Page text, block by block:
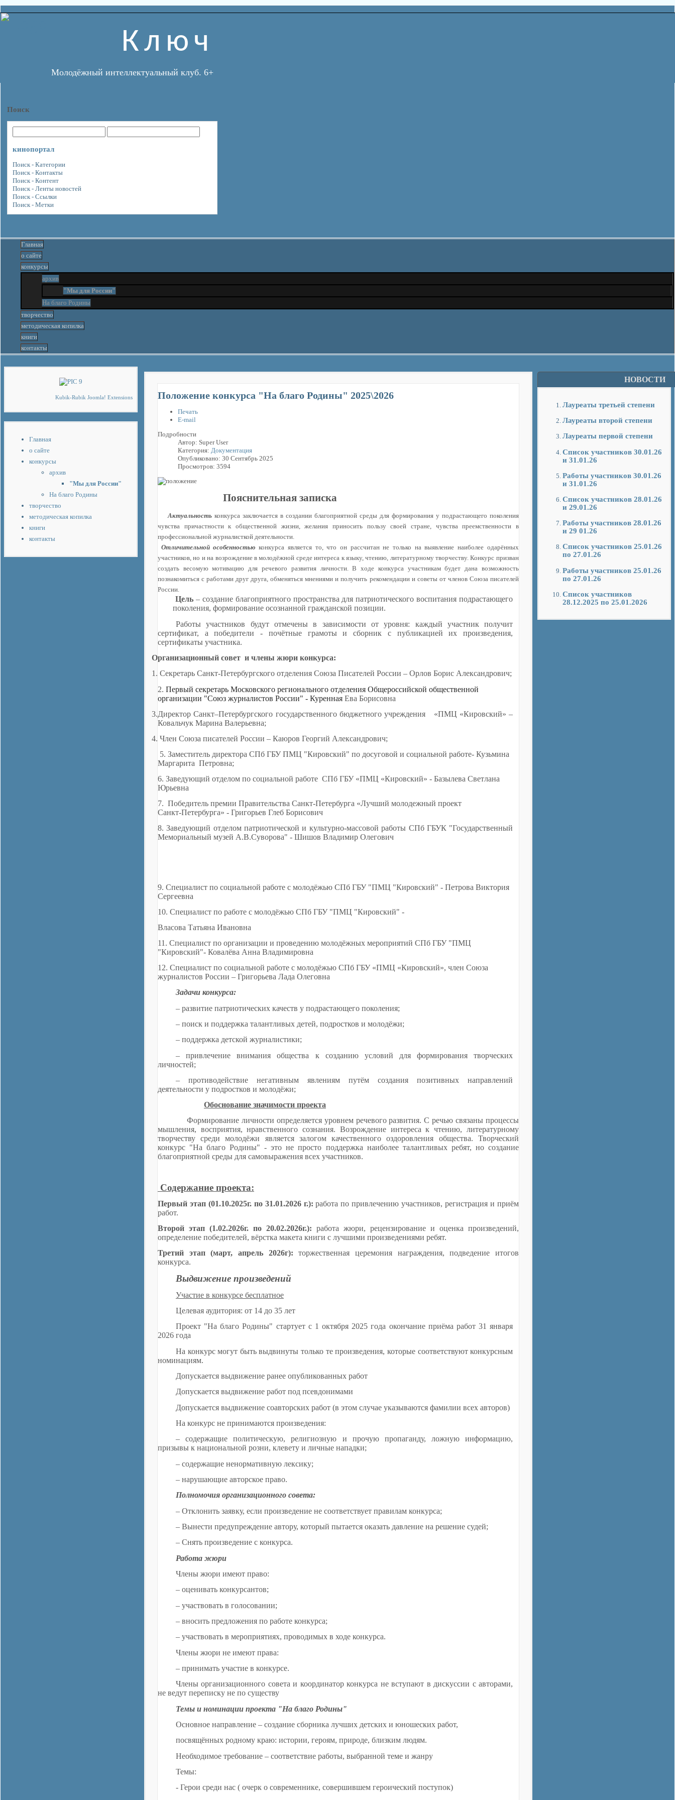
Ключ
Молодёжный интеллектуальный клуб. 6+
Поиск
кинопортал
Поиск - Категории
Поиск - Контакты
Поиск - Контент
Поиск - Ленты новостей
Поиск - Ссылки
Поиск - Метки
Главная
о сайте
конкурсы
архив
"Мы для России"
На благо Родины
творчество
методическая копилка
книги
контакты
Kubik-Rubik Joomla! Extensions
Главная
о сайте
конкурсы
архив
"Мы для России"
На благо Родины
творчество
методическая копилка
книги
контакты
Положение конкурса "На благо Родины" 2025\2026
Печать
E-mail
Подробности
Автор: Super User
Категория: Документация
Опубликовано: 30 Сентябрь 2025
Просмотров: 3594
Пояснительная записка
Актуальностьконкурса заключается в создании благоприятной среды для формирования у подрастающего поколения
чувства причастности к общественной жизни, желания приносить пользу своей стране, чувства преемственности в
профессиональной журналисткой деятельности.
Отличительной особенностью конкурса является то, что он рассчитан не только на выявление наиболее одарённых
участников, но и на возрождение в молодёжной среде интереса к языку, чтению, литературному творчеству. Конкурс призван
создать весомую мотивацию для речевого развития личности. В ходе конкурса участникам будет дана возможность
познакомиться с работами друг друга, обменяться мнениями и получить рекомендации и советы от членов Союза писателей
России.
Цель– создание благоприятного пространства для патриотического воспитания подрастающего
поколения, формирование осознанной гражданской позиции.
Работы участников будут отмечены в зависимости от уровня: каждый участник получит
сертификат, а победители - почётные грамоты и сборник с публикацией их произведения,
сертификаты участника.
Организационный совет и члены жюри конкурса:
1. Секретарь Санкт-Петербургского отделения Союза Писателей России – Орлов Борис Александрович;
2. Первый секретарь Московского регионального отделения Общероссийской общественной
организации "Союз журналистов России" - Куренная Ева Борисовна
3.Директор Санкт–Петербургского государственного бюджетного учреждения «ПМЦ «Кировский» –
Ковальчук Марина Валерьевна;
4. Член Союза писателей России –Каюров Георгий Александрович;
5. Заместитель директора СПб ГБУ ПМЦ "Кировский" по досуговой и социальной работе- Кузьмина
Маргарита Петровна;
6. Заведующий отделом по социальной работе СПб ГБУ «ПМЦ «Кировский» - Базылева Светлана
Юрьевна
7. Победитель премии Правительства Санкт‑Петербурга «Лучший молодежный проект
Санкт‑Петербурга» - Григорьев Глеб Борисович
8. Заведующий отделом патриотической и культурно-массовой работы СПб ГБУК "Государственный
Мемориальный музей А.В.Суворова" - Шишов Владимир Олегович
9. Специалист по социальной работе с молодёжью СПб ГБУ "ПМЦ "Кировский" - Петрова Виктория
Сергеевна
10. Специалист по работе с молодёжью СПб ГБУ "ПМЦ "Кировский" -
Власова Татьяна Ивановна
11. Специалист по организации и проведению молодёжных мероприятий СПб ГБУ "ПМЦ
"Кировский"- Ковалёва Анна Владимировна
12. Специалист по социальной работе с молодёжью СПб ГБУ «ПМЦ «Кировский», член Союза
журналистов России – Григорьева Лада Олеговна
Задачи конкурса:
– развитие патриотических качеств у подрастающего поколения;
– поиск и поддержка талантливых детей, подростков и молодёжи;
– поддержка детской журналистики;
– привлечение внимания общества к созданию условий для формирования творческих
личностей;
– противодействие негативным явлениям путём создания позитивных направлений
деятельности у подростков и молодёжи;
Обоснование значимости проекта
Формирование личности определяется уровнем речевого развития. С речью связаны процессы
мышления, восприятия, нравственного сознания. Возрождение интереса к чтению, литературному
творчеству среди молодёжи является залогом качественного оздоровления общества. Творческий
конкурс "На благо Родины" - это не просто поддержка наиболее талантливых ребят, но создание
благоприятной среды для самовыражения всех участников.
Содержание проекта:
Первый этап (01.10.2025г. по 31.01.2026 г.):работа по привлечению участников, регистрация и приём
работ.
Второй этап (1.02.2026г. по 20.02.2026г.): работа жюри, рецензирование и оценка произведений,
определение победителей, вёрстка макета книги с лучшими произведениями ребят.
Третий этап (март, апрель 2026г):торжественная церемония награждения, подведение итогов
конкурса.
Выдвижение произведений
Участие в конкурсе бесплатное
Целевая аудитория: от 14 до 35 лет
Проект "На благо Родины" стартует с 1 октября 2025 года окончание приёма работ 31 января
2026 года
На конкурс могут быть выдвинуты только те произведения, которые соответствуют конкурсным
номинациям.
Допускается выдвижение ранее опубликованных работ
Допускается выдвижение работ под псевдонимами
Допускается выдвижение соавторских работ (в этом случае указываются фамилии всех авторов)
На конкурс не принимаются произведения:
– содержащие политическую, религиозную и прочую пропаганду, ложную информацию,
призывы к национальной розни, клевету и личные нападки;
– содержащие ненормативную лексику;
– нарушающие авторское право.
Полномочия организационного совета:
– Отклонить заявку, если произведение не соответствует правилам конкурса;
– Вынести предупреждение автору, который пытается оказать давление на решение судей;
– Снять произведение с конкурса.
Работа жюри
Члены жюри имеют право:
– оценивать конкурсантов;
– участвовать в голосовании;
– вносить предложения по работе конкурса;
– участвовать в мероприятиях, проводимых в ходе конкурса.
Члены жюри не имеют права:
– принимать участие в конкурсе.
Члены организационного совета и координатор конкурса не вступают в дискуссии с авторами,
не ведут переписку не по существу
Темы и номинации проекта "На благо Родины"
Основное направление – создание сборника лучших детских и юношеских работ,
посвящённых родному краю: истории, героям, природе, близким людям.
Необходимое требование – соответствие работы, выбранной теме и жанру
Темы:
- Герои среди нас ( очерк о современнике, совершившем героический поступок)
НОВОСТИ
Лауреаты третьей степени
Лауреаты второй степени
Лауреаты первой степени
Список участников 30.01.26
и 31.01.26
Работы участников 30.01.26
и 31.01.26
Список участников 28.01.26
и 29.01.26
Работы участников 28.01.26
и 29 01.26
Список участников 25.01.26
по 27.01.26
Работы участников 25.01.26
по 27.01.26
Список участников
28.12.2025 по 25.01.2026